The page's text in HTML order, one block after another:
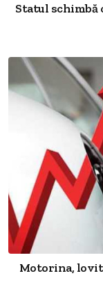
Statul
Motorina,